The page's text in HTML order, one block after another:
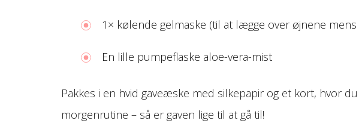
1× kølende gelmaske (til at lægge over øjnene
En lille pumpeflaske aloe-vera-mist
Pakkes i en hvid gaveæske med silkepapir og et kort, hvor
morgenrutine – så er gaven lige til at gå til!